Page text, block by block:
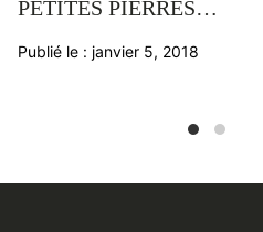
PETITES PIERRES…
Publié le : janvier 5, 2018